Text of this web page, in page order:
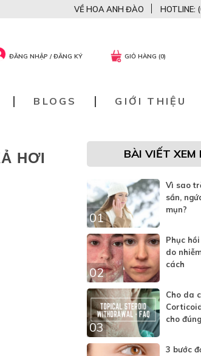
ĐĂNG NHẬP / ĐĂNG KÝ GIỎ HÀNG (0)
VỀ HOA ANH ĐÀO HOTLINE:
BLOGS
GIỚI THIỆU
HƠI BÀI VIẾT XEM
01
Vì sao
sần,
mụn?
02
Phục
do
cách
03
Cho da
cho
3 bước